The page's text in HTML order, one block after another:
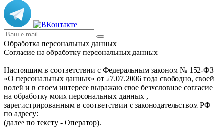
Обработка персональных данных
Согласие на обработку персональных данных
Настоящим в соответствии с Федеральным законом № 152-ФЗ
«О персональных данных» от 27.07.2006 года свободно, своей
волей и в своем интересе выражаю свое безусловное согласие
на обработку моих персональных данных ,
зарегистрированным в соответствии с законодательством РФ
по адресу:
(далее по тексту - Оператор).